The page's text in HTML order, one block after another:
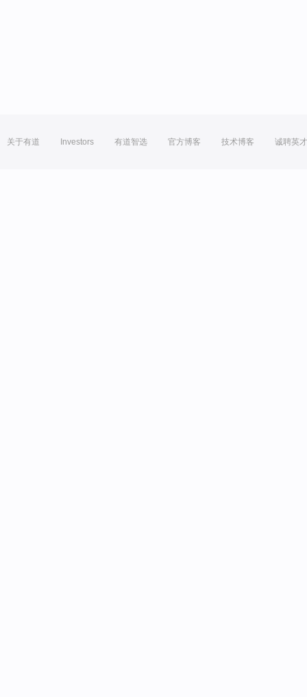
关于有道 Investors 有道智选 官方博客 技术博客 诚聘英才